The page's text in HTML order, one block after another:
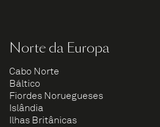
Norte da Europa
Cabo Norte
Báltico
Fiordes Noruegueses
Islândia
Ilhas Britânicas